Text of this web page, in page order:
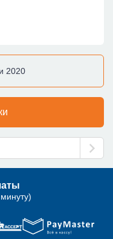
2020